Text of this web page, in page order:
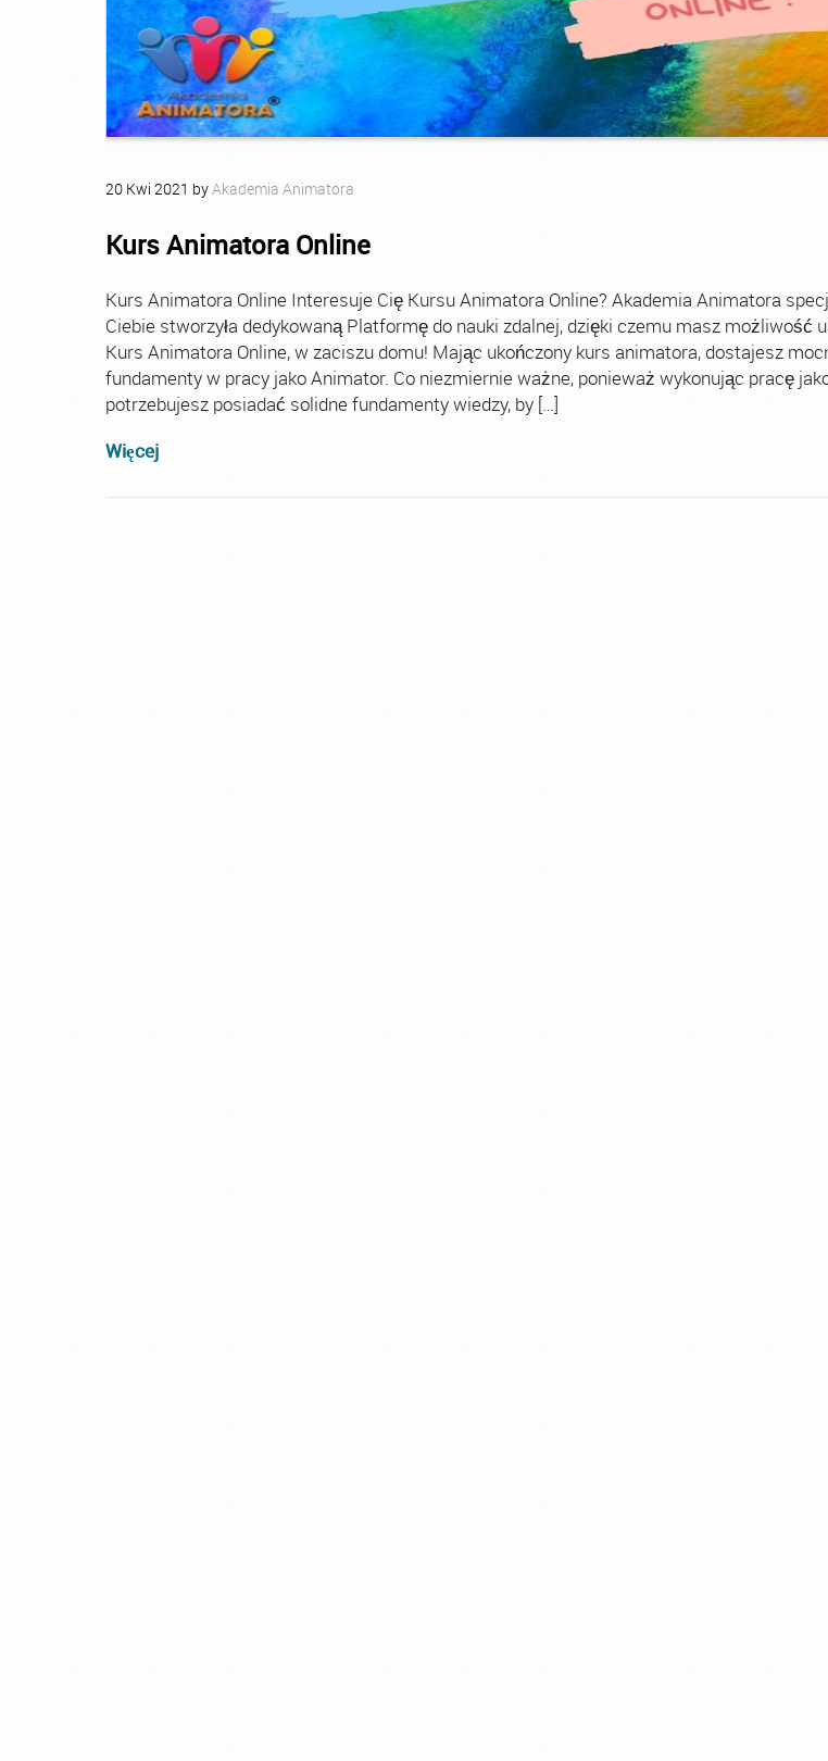
20 Kwi 2021 byAkademia Animatora
Kurs Animatora Online
Kurs Animatora Online Interesuje Cię Kursu Animatora Online? Akademia Animatora
Ciebie stworzyła dedykowaną Platformę do nauki zdalnej, dzięki czemu masz możliwość
Kurs Animatora Online, w zaciszu domu! Mając ukończony kurs animatora, dostajesz
fundamenty w pracy jako Animator. Co niezmiernie ważne, ponieważ wykonując pracę
potrzebujesz posiadać solidne fundamenty wiedzy, by […]
Więcej